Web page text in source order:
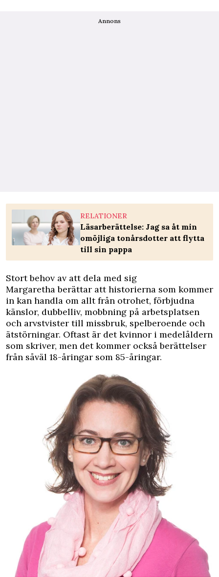
Annons
RELATIONER
Läsarberättelse: Jag sa åt min
omöjliga tonårsdotter att flytta
till sin pappa
Stort behov av att dela med sig
Margaretha berättar att historierna som kommer
in kan handla om allt från otrohet, förbjudna
känslor, dubbelliv, mobbning på arbetsplatsen
och arvstvister till missbruk, spelberoende och
ätstörningar. Oftast är det kvinnor i medelåldern
som skriver, men det kommer också berättelser
från såväl 18-åringar som 85-åringar.